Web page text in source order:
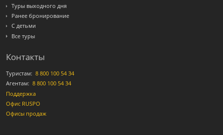
Туры выходного дня
Ранее бронирование
С детьми
Все туры
Контакты
Туристам: 8 800 100 54 34
Агентам: 8 800 100 54 34
Поддержка
Офис RUSPO
Офисы продаж